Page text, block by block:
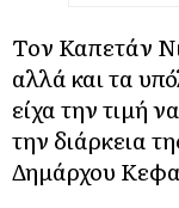
Τον Καπετάν
αλλά και τα
είχα την τιμή
την διάρκεια
Δημάρχου